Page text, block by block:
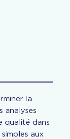
la
analyses
qualité dans
aux